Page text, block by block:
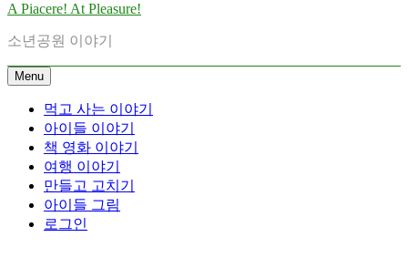
A Piacere! At Pleasure!
소년공원 이야기
Menu
먹고 사는 이야기
아이들 이야기
책 영화 이야기
여행 이야기
만들고 고치기
아이들 그림
로그인